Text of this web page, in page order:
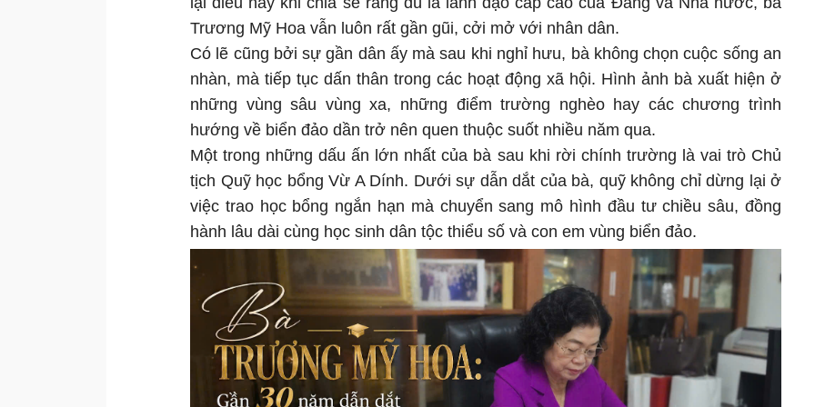
Trương Mỹ Hoa vẫn luôn rất gần gũi, cởi mở với nhân dân.
Có lẽ cũng bởi sự gần dân ấy mà sau khi nghỉ hưu, bà không chọn cuộc sống an
nhàn, mà tiếp tục dấn thân trong các hoạt động xã hội. Hình ảnh bà xuất hiện ở
những vùng sâu vùng xa, những điểm trường nghèo hay các chương trình
hướng về biển đảo dần trở nên quen thuộc suốt nhiều năm qua.
Một trong những dấu ấn lớn nhất của bà sau khi rời chính trường là vai trò Chủ
tịch Quỹ học bổng Vừ A Dính. Dưới sự dẫn dắt của bà, quỹ không chỉ dừng lại ở
việc trao học bổng ngắn hạn mà chuyển sang mô hình đầu tư chiều sâu, đồng
hành lâu dài cùng học sinh dân tộc thiểu số và con em vùng biển đảo.